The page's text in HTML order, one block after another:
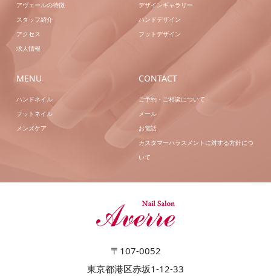
アヴェールの特徴
スタッフ紹介
アクセス
求人情報
デザインギャラリー
ハンドデザイン
フットデザイン
MENU
ハンドネイル
フットネイル
メンズケア
CONTACT
ご予約・ご相談について
メール
お電話
カスタマーハラスメントに対する方針につ
いて
〒107-0052
東京都港区赤坂1-12-33